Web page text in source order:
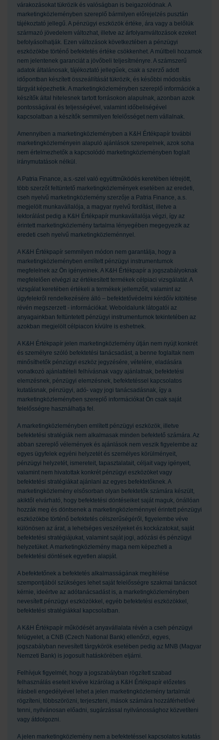
várakozásokat tükrözik és valóságban is beigazolódnak. A
marketingközleményben szereplő bármilyen előrejelzés pusztán
tájékoztató jellegű. A pénzügyi eszközök értéke, ára vagy a belőlük
származó jövedelem változhat, illetve az árfolyamváltozások ezeket
befolyásolhatják. Ezen változások következtében a pénzügyi
eszközökbe történő befektetés értéke csökkenhet. A múltbeli hozamok
nem jelentenek garanciát a jövőbeli teljesítményre. A számszerű
adatok általánosak, tájékoztató jellegűek, csak a szerző adott
időpontban készített összeállítását tükrözik, és későbbi módosítás
tárgyát képezhetik. A marketingközleményben szereplő információk a
készítők által hitelesnek tartott forrásokon alapulnak, azonban azok
pontosságával és teljességével, valamint időbeliségével
kapcsolatban a készítők semmilyen felelősséget nem vállalnak.
Amennyiben a marketingközleményben a K&H Értékpapír további
marketingközleményein alapuló ajánlások szerepelnek, azok soha
nem értelmezhetők a kapcsolódó marketingközleményben foglalt
iránymutatások nélkül.
A Patria Finance, a.s.-szel való együttműködés keretében létrejött,
több szerzőt feltüntető marketingközlemények esetében az eredeti,
cseh nyelvű marketingközlemény szerzője a Patria Finance, a.s.
megjelölt munkavállalója, a magyar nyelvű fordítást, illetve a
lektorálást pedig a K&H Értékpapír munkavállalója végzi, így az
érintett marketingközlemény tartalma lényegében megegyezik az
eredeti cseh nyelvű marketingközleménnyel.
A K&H Értékpapír semmilyen módon nem garantálja, hogy a
marketingközleményben említett pénzügyi instrumentumok
megfelelnek az Ön igényeinek. A K&H Értékpapír a jogszabályoknak
megfelelően elvégzi az értékesített termékek célpiaci vizsgálatát. A
vizsgálat keretében értékeli a termékek jellemzőit, valamint az
ügyfelekről rendelkezésére álló – befektetővédelmi kérdőív kitöltése
révén megszerzett - információkat. Weboldalunk látogatói az
anyagainkban feltüntetett pénzügyi instrumentumok tekintetében az
azokban megjelölt célpiacon kívülre is eshetnek.
A K&H Értékpapír jelen marketingközlemény útján nem nyújt konkrét
és személyre szóló befektetési tanácsadást, a benne foglaltak nem
minősíthetők pénzügyi eszköz jegyzésére, vételére, eladására
vonatkozó ajánlattételi felhívásnak vagy ajánlatnak, befektetési
elemzésnek, pénzügyi elemzésnek, befektetéssel kapcsolatos
kutatásnak, pénzügyi, adó- vagy jogi tanácsadásnak, így a
marketingközleményben szereplő információkat Ön csak saját
felelősségre használhatja fel.
A marketingközleményben említett pénzügyi eszközök, illetve
befektetési stratégiák nem alkalmasak minden befektető számára. Az
abban szereplő vélemények és ajánlások nem veszik figyelembe az
egyes ügyfelek egyéni helyzetét és személyes körülményeit,
pénzügyi helyzetét, ismereteit, tapasztalatait, céljait vagy igényeit,
valamint nem hivatottak konkrét pénzügyi eszközöket vagy
befektetési stratégiákat ajánlani az egyes befektetőknek. A
marketingközlemény elsősorban olyan befektetők számára készült,
akiktől elvárható, hogy befektetési döntéseiket saját maguk, önállóan
hozzák meg és döntsenek a marketingközleménnyel érintett pénzügyi
eszközökbe történő befektetés célszerűségéről, figyelembe véve
különösen az árat, a lehetséges veszélyeket és kockázatokat, saját
befektetési stratégiájukat, valamint saját jogi, adózási és pénzügyi
helyzetüket. A marketingközlemény maga nem képezheti a
befektetési döntések egyetlen alapját.
A befektetőnek a befektetés alkalmasságának megítélése
szempontjából szükséges lehet saját felelősségre szakmai tanácsot
kérnie, ideértve az adótanácsadást is, a marketingközleményben
nevesített pénzügyi eszközökkel, egyéb befektetési eszközökkel,
befektetési stratégiákkal kapcsolatban.
A K&H Értékpapír működését anyavállalata révén a cseh pénzügyi
felügyelet, a CNB (Czech National Bank) ellenőrzi, egyes,
jogszabályban nevesített tárgykörök esetében pedig az MNB (Magyar
Nemzeti Bank) is jogosult hatáskörében eljárni.
Felhívjuk figyelmét, hogy a jogszabályban rögzített szabad
felhasználás eseteit kivéve kizárólag a K&H Értékpapír előzetes
írásbeli engedélyével lehet a jelen marketingközlemény tartalmát
rögzíteni, többszörözni, terjeszteni, mások számára hozzáférhetővé
tenni, nyilvánosan előadni, sugárzással nyilvánossághoz közvetíteni
vagy átdolgozni.
A jelen marketingközlemény nem a befektetéssel kapcsolatos kutatás